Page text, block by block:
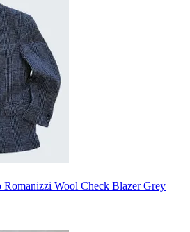
Romanizzi Wool Check Blazer Grey